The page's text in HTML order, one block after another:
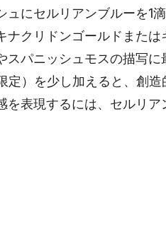
にセルリアンブルーを1
クリドンゴールドまた
パニッシュモスの描写
）を少し加えると、創造
表現するには、セルリア